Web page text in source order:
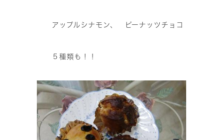
アップルシナモン、 ピーナッツチョコ
５種類も！！